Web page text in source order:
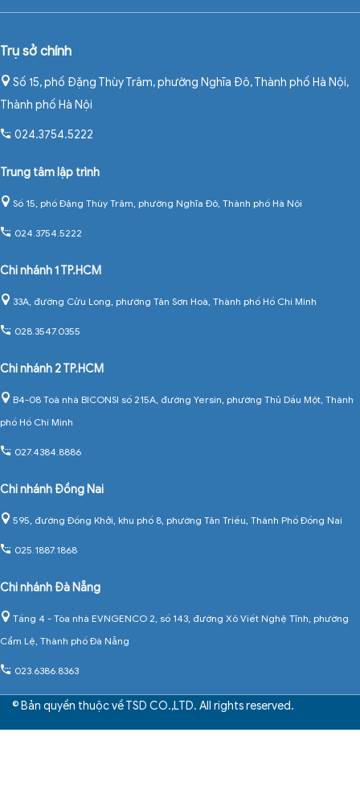
Trụ sở chính
Số 15, phố Đặng Thùy Trâm, phường Nghĩa Đô, Thành phố Hà Nội,
Thành phố Hà Nội
024.3754.5222
Trung tâm lập trình
Số 15, phố Đặng Thùy Trâm, phường Nghĩa Đô, Thành phố Hà Nội
024.3754.5222
Chi nhánh 1 TP.HCM
33A, đường Cửu Long, phường Tân Sơn Hoà, Thành phố Hồ Chí Minh
028.3547.0355
Chi nhánh 2 TP.HCM
B4-08 Toà nhà BICONSI số 215A, đường Yersin, phường Thủ Dầu Một, Thành
phố Hồ Chí Minh
027.4384.8886
Chi nhánh Đồng Nai
595, đường Đồng Khởi, khu phố 8, phường Tân Triều, Thành Phố Đồng Nai
025.1887.1868
Chi nhánh Đà Nẵng
Tầng 4 - Tòa nhà EVNGENCO 2, số 143, đường Xô Viết Nghệ Tĩnh, phường
Cẩm Lệ, Thành phố Đà Nẵng
023.6386.8363
© Bản quyền thuộc về TSD CO.,LTD. All rights reserved.